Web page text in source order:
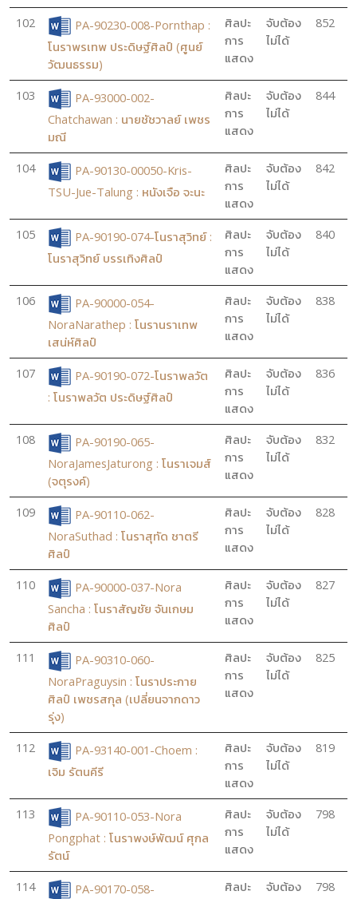
102
PA-90230-008-Pornthap :
โนราพรเทพ ประดิษฐ์ศิลป์ (ศูนย์
วัฒนธรรม)
ศิลปะ
การ
แสดง
จับต้อง
ไม่ได้
852
103
PA-93000-002-
Chatchawan : นายชัชวาลย์ เพชร
มณี
ศิลปะ
การ
แสดง
จับต้อง
ไม่ได้
844
104
PA-90130-00050-Kris-
TSU-Jue-Talung : หนังเจือ จะนะ
ศิลปะ
การ
แสดง
จับต้อง
ไม่ได้
842
105
PA-90190-074-โนราสุวิทย์ :
โนราสุวิทย์ บรรเทิงศิลป์
ศิลปะ
การ
แสดง
จับต้อง
ไม่ได้
840
106
PA-90000-054-
NoraNarathep : โนรานราเทพ
เสน่ห์ศิลป์
ศิลปะ
การ
แสดง
จับต้อง
ไม่ได้
838
107
PA-90190-072-โนราพลวัต
: โนราพลวัต ประดิษฐ์ศิลป์
ศิลปะ
การ
แสดง
จับต้อง
ไม่ได้
836
108
PA-90190-065-
NoraJamesJaturong : โนราเจมส์
(จตุรงค์)
ศิลปะ
การ
แสดง
จับต้อง
ไม่ได้
832
109
PA-90110-062-
NoraSuthad : โนราสุทัด ชาตรี
ศิลป์
ศิลปะ
การ
แสดง
จับต้อง
ไม่ได้
828
110
PA-90000-037-Nora
Sancha : โนราสัญชัย จันเกษม
ศิลป์
ศิลปะ
การ
แสดง
จับต้อง
ไม่ได้
827
111
PA-90310-060-
NoraPraguysin : โนราประกาย
ศิลป์ เพชรสกุล (เปลี่ยนจากดาว
รุ่ง)
ศิลปะ
การ
แสดง
จับต้อง
ไม่ได้
825
112
PA-93140-001-Choem :
เจิม รัตนคีรี
ศิลปะ
การ
แสดง
จับต้อง
ไม่ได้
819
113
PA-90110-053-Nora
Pongphat : โนราพงษ์พัฒน์ ศุกล
รัตน์
ศิลปะ
การ
แสดง
จับต้อง
ไม่ได้
798
114 PA-90170-058-
ศิลปะ
จับต้อง
798